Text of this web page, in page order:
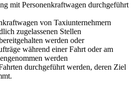
mit Personenkraftwagen durchgeführt
von Taxiunternehmern
zugelassenen Stellen
werden oder
während einer Fahrt oder am
werden
durchgeführt werden, deren Ziel